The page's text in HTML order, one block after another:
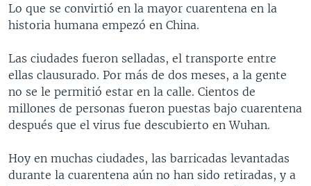
Lo que se convirtió en la mayor cuarentena en la
historia humana empezó en China.
Las ciudades fueron selladas, el transporte entre
ellas clausurado. Por más de dos meses, a la gente
no se le permitió estar en la calle. Cientos de
millones de personas fueron puestas bajo cuarentena
después que el virus fue descubierto en Wuhan.
Hoy en muchas ciudades, las barricadas levantadas
durante la cuarentena aún no han sido retiradas, y a